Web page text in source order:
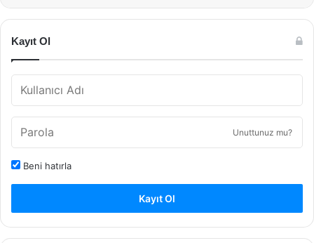
Kayıt Ol
Unuttunuz mu?
Beni hatırla
Kayıt Ol